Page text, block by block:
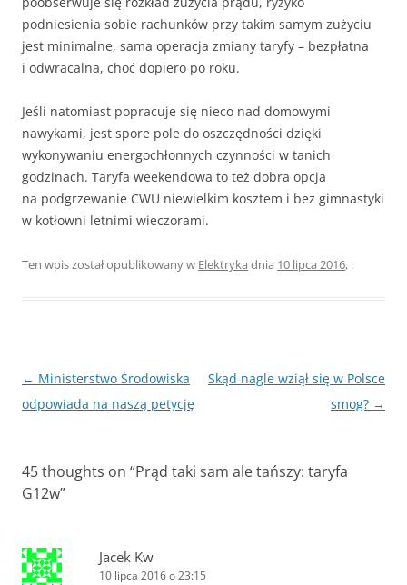
podniesienia sobie rachunków przy takim samym zużyciu
jest minimalne, sama operacja zmiany taryfy – bezpłatna
i odwracalna, choć dopiero po roku.
Jeśli natomiast popracuje się nieco nad domowymi
nawykami, jest spore pole do oszczędności dzięki
wykonywaniu energochłonnych czynności w tanich
godzinach. Taryfa weekendowa to też dobra opcja
na podgrzewanie CWU niewielkim kosztem i bez gimnastyki
w kotłowni letnimi wieczorami.
Ten wpis został opublikowany w Elektryka dnia 10 lipca 2016, .
Zobacz
wpisy
← Ministerstwo Środowiska
odpowiada na naszą petycję
Skąd nagle wziął się w Polsce
smog? →
45 thoughts on “Prąd taki sam ale tańszy: taryfa
G12w”
Jacek Kw
10 lipca 2016 o 23:15